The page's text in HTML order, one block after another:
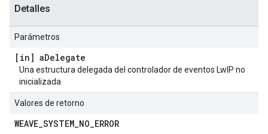
Detalles
Parámetros
[in] aDelegate
Una estructura delegada del controlador de eventos LwIP no
inicializada
Valores de retorno
WEAVE_SYSTEM_NO_ERROR